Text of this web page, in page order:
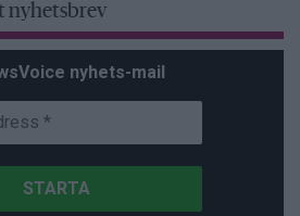
nyhetsbrev
nyhets-mail